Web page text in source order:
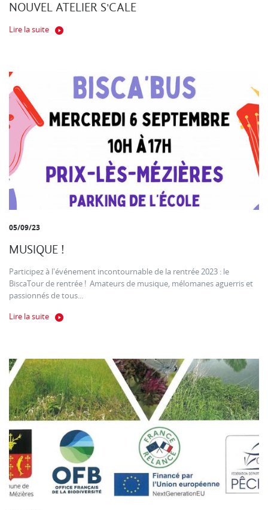
NOUVEL ATELIER S'CALE
Lire la suite
05/09/23
MUSIQUE !
Participez à l'événement incontournable de la rentrée 2023 : le
BiscaTour de rentrée ! Amateurs de musique, mélomanes aguerris et
passionnés de tous...
Lire la suite